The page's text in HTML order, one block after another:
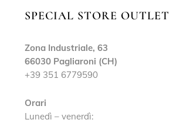
SPECIAL STORE OUTLET
Zona Industriale, 63
66030 Pagliaroni (CH)
+39 351 6779590
Orari
Lunedì – venerdì: